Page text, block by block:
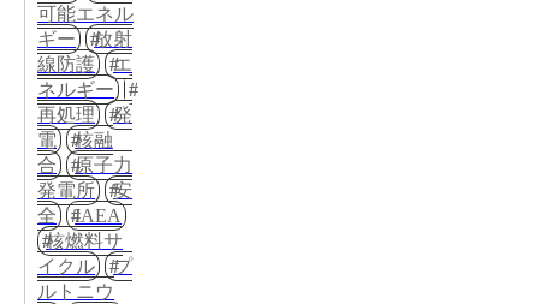
可能エネル
ギー
放射
線防護
エ
ネルギー
再処理
発
電
核融
合
原子力
発電所
安
全
IAEA
核燃料サ
イクル
プ
ルトニウ